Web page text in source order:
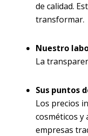
de calidad.
transformar.
Nuestro
La
Sus puntos
Los precios
cosméticos y
empresas